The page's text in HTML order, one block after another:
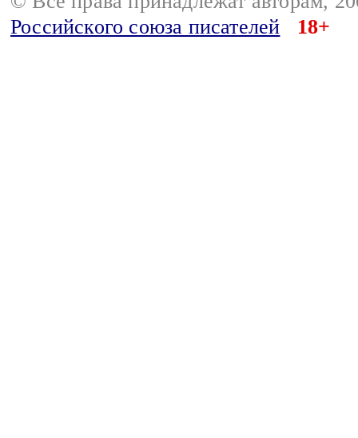
Российского союза писателей
18+